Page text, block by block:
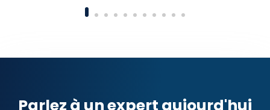
Parlez à un expert aujourd'hui